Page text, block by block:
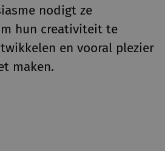
nodigt ze
hun creativiteit te
en vooral plezier
maken.